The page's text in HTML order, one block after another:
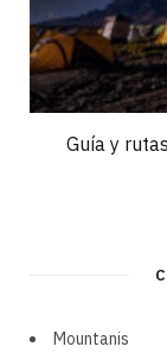
Guía y
Mountanis